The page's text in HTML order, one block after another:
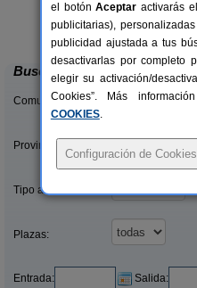
Casa Sunset
Almogía
Buscar
Comunidades:
Provincias/Islas:
Tipo alquiler:
Plazas:
Entrada: Salida:
el botónAceptar activarás
publicitarias),
publicidad ajustada a tus
desactivarlas por completo
elegir su activación/
Cookies”. Más
COOKIES.